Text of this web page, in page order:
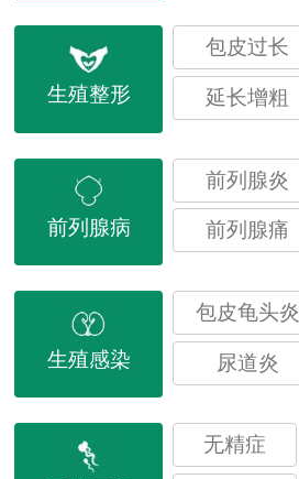
生殖整形
包皮过长
延长增粗
前列腺病
前列腺炎
前列腺痛
生殖感染
包皮龟头炎
尿道炎
无精症